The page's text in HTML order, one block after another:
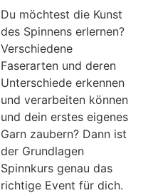
Du möchtest die Kunst
des Spinnens erlernen?
Verschiedene
Faserarten und deren
Unterschiede erkennen
und verarbeiten können
und dein erstes eigenes
Garn zaubern? Dann ist
der Grundlagen
Spinnkurs genau das
richtige Event für dich.